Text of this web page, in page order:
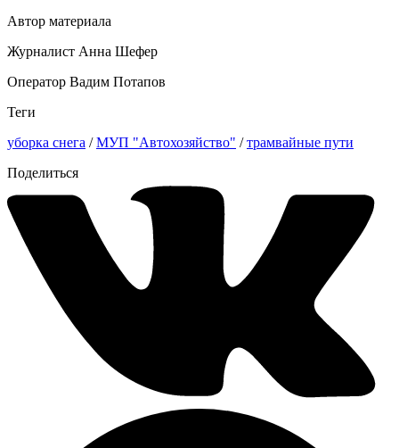
Автор материала
Журналист Анна Шефер
Оператор Вадим Потапов
Теги
уборка снега /МУП "Автохозяйство" /трамвайные пути
Поделиться